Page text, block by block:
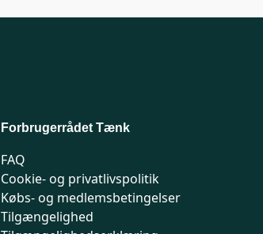
Forbrugerrådet Tænk
FAQ
Cookie- og privatlivspolitik
Købs- og medlemsbetingelser
Tilgængelighed